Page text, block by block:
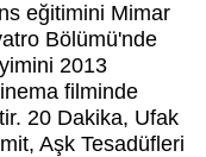
eğitimini Mimar
Bölümü'nde
2013
filminde
20 Dakika, Ufak
Aşk Tesadüfleri